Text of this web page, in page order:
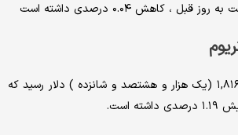
، کاهش ۰.۰۴ درصدی داشته است
امروز به ۱,۸۱۶ (یک هزار و هشتصد و شانزده ) دلار رسید که
است.